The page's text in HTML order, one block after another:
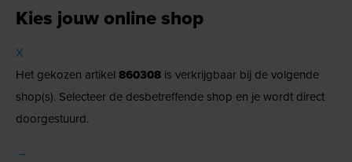
Kies jouw online shop
X
Het gekozen artikel 860308 is verkrijgbaar bij de volgende
shop(s). Selecteer de desbetreffende shop en je wordt direct
doorgestuurd.
→